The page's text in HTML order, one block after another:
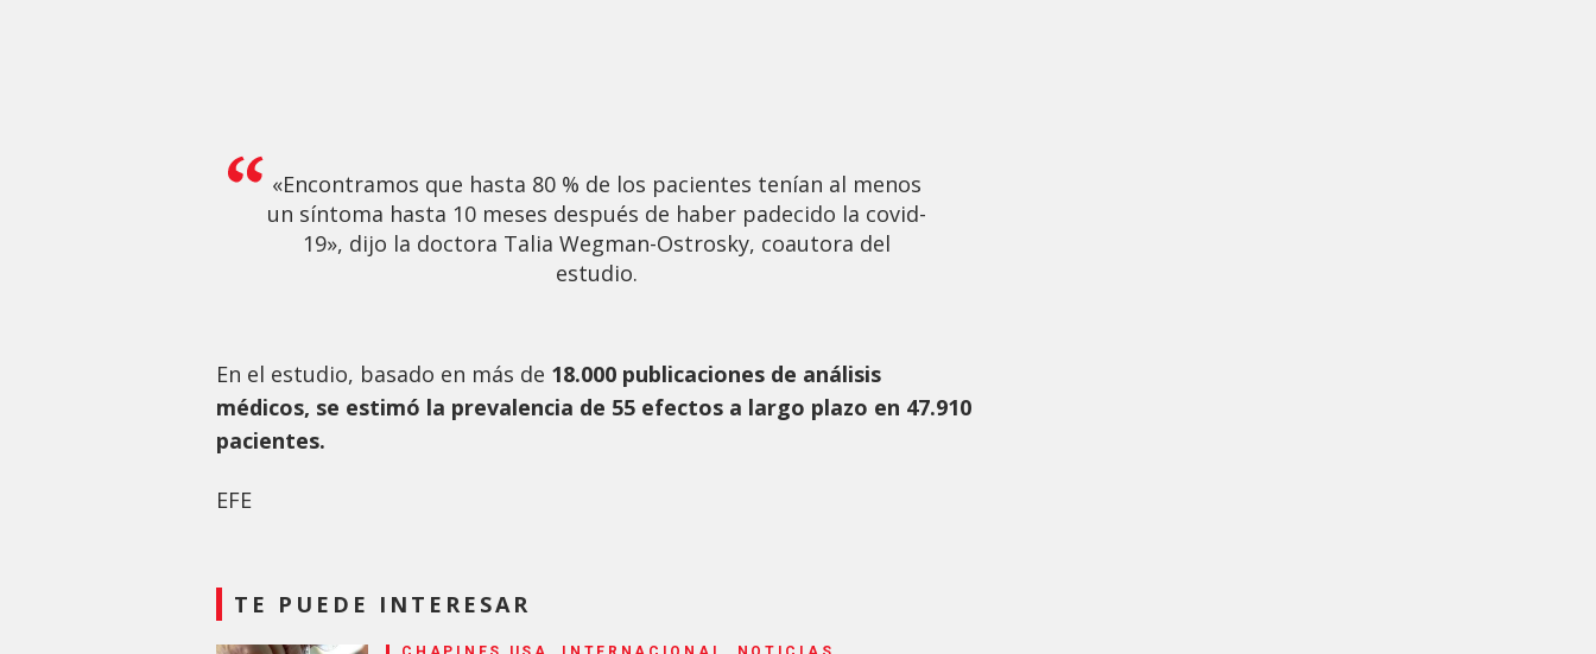
«Encontramos que hasta 80 % de los pacientes tenían al menos
un síntoma hasta 10 meses después de haber padecido la covid-
19», dijo la doctora Talia Wegman-Ostrosky, coautora del
estudio.
En el estudio, basado en más de 18.000 publicaciones de análisis
médicos, se estimó la prevalencia de 55 efectos a largo plazo en 47.910
pacientes.
EFE
TE PUEDE INTERESAR